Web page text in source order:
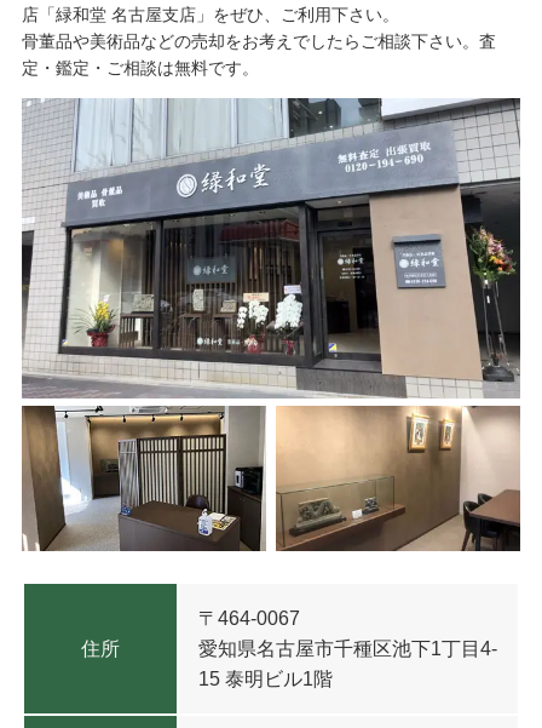
店「緑和堂 名古屋支店」をぜひ、ご利用下さい。
骨董品や美術品などの売却をお考えでしたらご相談下さい。査
定・鑑定・ご相談は無料です。
住所
〒464-0067
愛知県名古屋市千種区池下1丁目4-
15 泰明ビル1階